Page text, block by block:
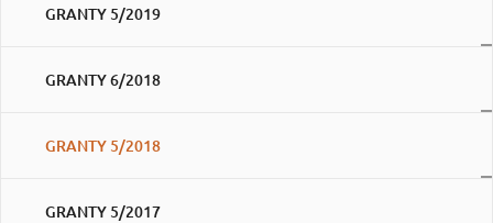
GRANTY 5/2019
GRANTY 6/2018
GRANTY 5/2018
GRANTY 5/2017